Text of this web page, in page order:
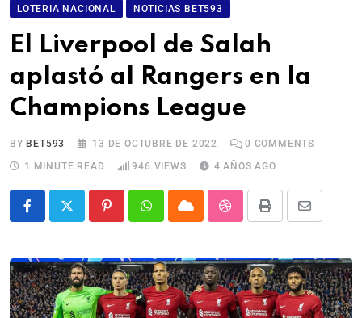
LOTERIA NACIONAL NOTICIAS BET593
El Liverpool de Salah
aplastó al Rangers en la
Champions League
BY BET593 13 DE OCTUBRE DE 2022 0 COMMENTS
1 MINUTE READ
946 VIEWS 4 AÑOS AGO